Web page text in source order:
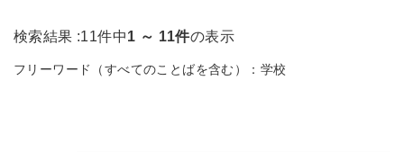
検索結果 :11件中1 ～ 11件の表示
フリーワード（すべてのことばを含む）： 学校